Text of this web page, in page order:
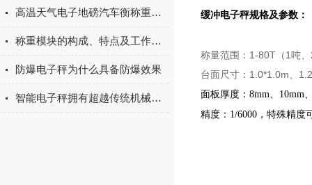
高温天气电子地磅汽车衡称重不准怎么调试
称重模块的构成、特点及工作原理
防爆电子秤为什么具备防爆效果
智能电子秤拥有超越传统机械秤的功能和精度
缓冲电子秤规格及参数：
称量范围：1-80T（1吨
台面尺寸：1.0*1.0m、
面板厚度：8mm、10mm
精度：1/6000，特殊精度